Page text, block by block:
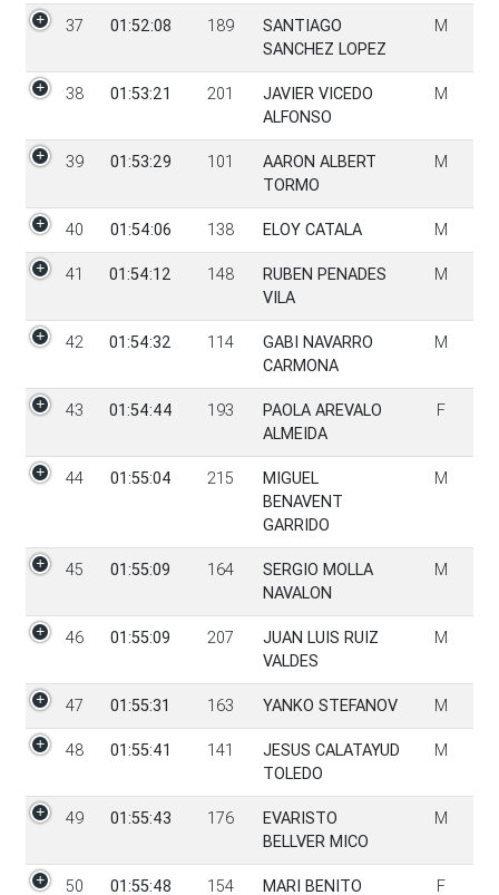
37 01:52:08 189
SANTIAGO
SANCHEZ LOPEZ
M
38 01:53:21 201
JAVIER VICEDO
ALFONSO
M
39 01:53:29 101
AARON ALBERT
TORMO
M
40 01:54:06 138 ELOY CATALA M
41 01:54:12 148
RUBEN PENADES
VILA
M
42 01:54:32 114
GABI NAVARRO
CARMONA
M
43 01:54:44 193
PAOLA AREVALO
ALMEIDA
F
44 01:55:04 215
MIGUEL
BENAVENT
GARRIDO
M
45 01:55:09 164
SERGIO MOLLA
NAVALON
M
46 01:55:09 207
JUAN LUIS RUIZ
VALDES
M
47 01:55:31 163 YANKO STEFANOV M
48 01:55:41 141
JESUS CALATAYUD
TOLEDO
M
49 01:55:43 176
EVARISTO
BELLVER MICO
M
50 01:55:48 154 MARI BENITO F